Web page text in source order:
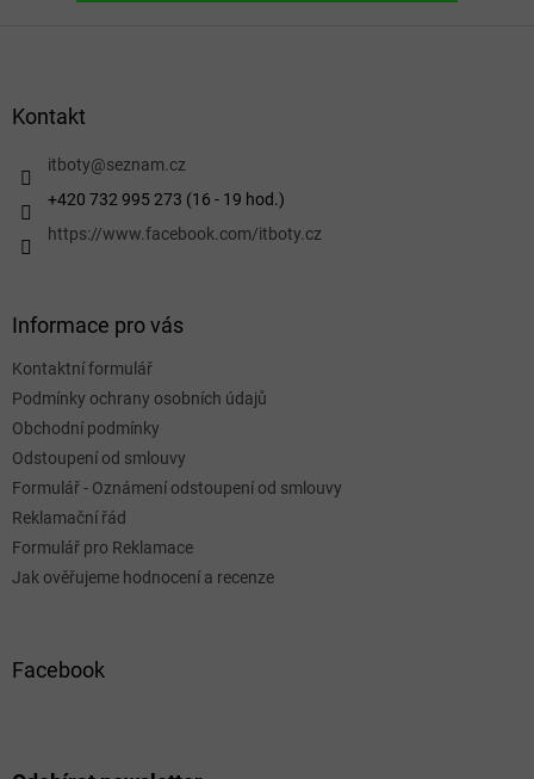
Kontakt
itboty@seznam.cz
+420 732 995 273 (16 - 19 hod.)
https://www.facebook.com/itboty.cz
Informace pro vás
Kontaktní formulář
Podmínky ochrany osobních údajů
Obchodní podmínky
Odstoupení od smlouvy
Formulář - Oznámení odstoupení od smlouvy
Reklamační řád
Formulář pro Reklamace
Jak ověřujeme hodnocení a recenze
Facebook